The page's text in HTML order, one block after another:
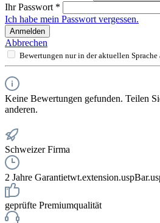
Ihr Passwort *
Ich habe mein Passwort vergessen.
Anmelden
Abbrechen
Bewertungen nur in der aktuellen Sprache
Keine Bewertungen gefunden. Teilen
anderen.
Schweizer Firma
2 Jahre Garantie
geprüfte Premiumqualität